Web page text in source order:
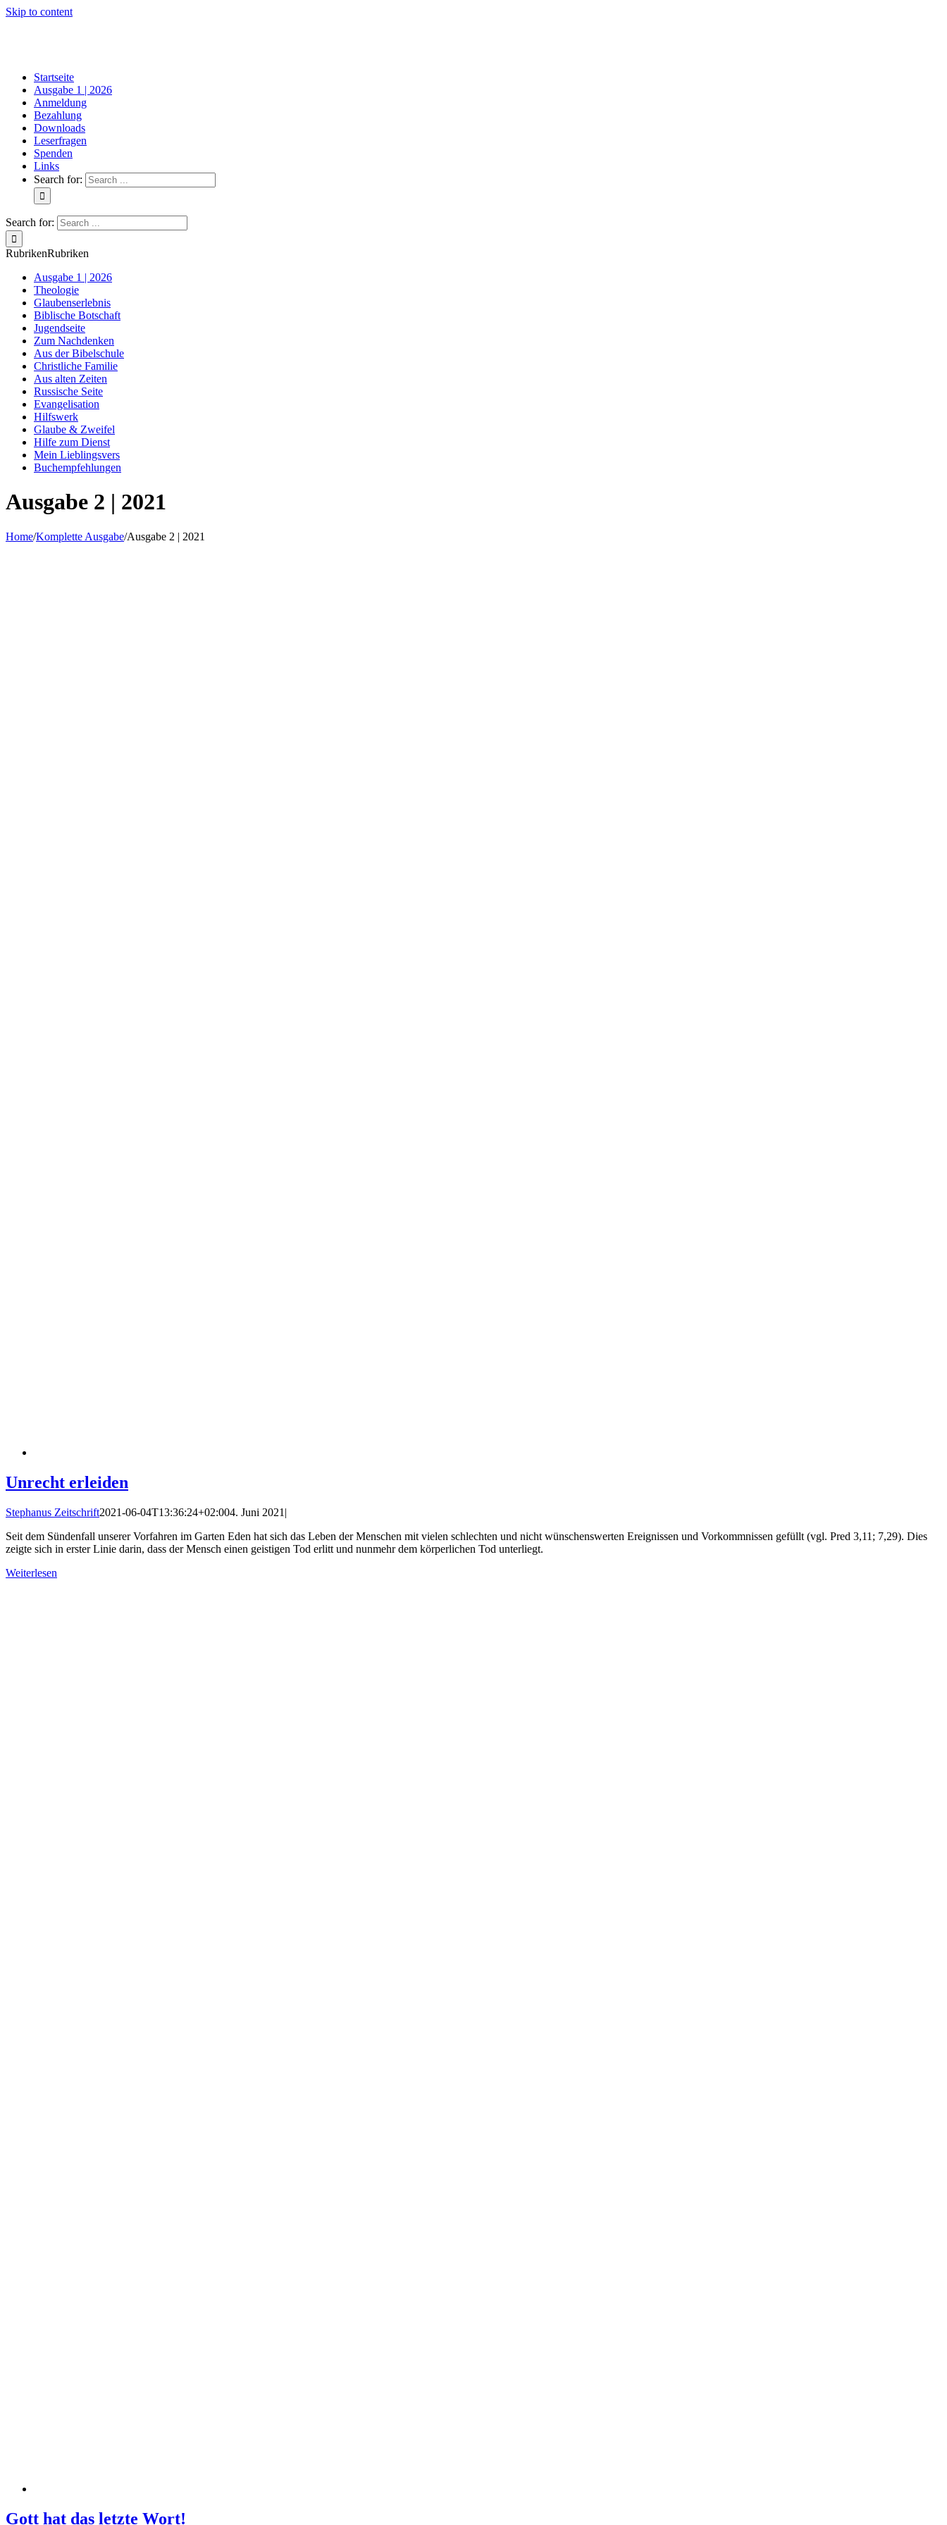
Skip to content
Startseite
Ausgabe 1 | 2026
Anmeldung
Bezahlung
Downloads
Leserfragen
Spenden
Links
Search for:
Search for:
RubrikenRubriken
Ausgabe 1 | 2026
Theologie
Glaubenserlebnis
Biblische Botschaft
Jugendseite
Zum Nachdenken
Aus der Bibelschule
Christliche Familie
Aus alten Zeiten
Russische Seite
Evangelisation
Hilfswerk
Glaube & Zweifel
Hilfe zum Dienst
Mein Lieblingsvers
Buchempfehlungen
Ausgabe 2 | 2021
Home/Komplette Ausgabe/Ausgabe 2 | 2021
Unrecht erleiden
Stephanus Zeitschrift2021-06-04T13:36:24+02:004. Juni 2021 |
Seit dem Sündenfall unserer Vorfahren im Garten Eden hat sich das Leben der Menschen mit vielen schlechten und nicht wünschenswerten Ereignissen und Vorkommnissen gefüllt (vgl. Pred 3,11; 7,29). Dies
zeigte sich in erster Linie darin, dass der Mensch einen geistigen Tod erlitt und nunmehr dem körperlichen Tod unterliegt.
Weiterlesen
Gott hat das letzte Wort!